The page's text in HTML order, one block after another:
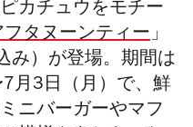
カチュウをモチー
タヌーンティー」
み）が登場。期間は
月3日（月）で、鮮
ニバーガーやマフ